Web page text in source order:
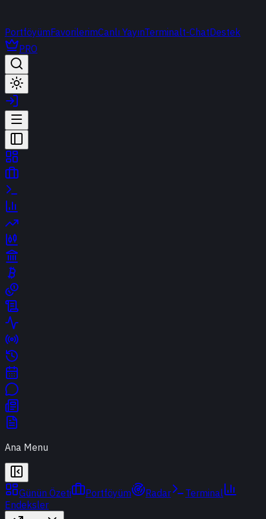
PortföyümFavorilerimCanlı YayınTerminalt-ChatDestek
PRO
Ana Menu
Günün Özeti Portföyüm Radar
Terminal
Endeksler